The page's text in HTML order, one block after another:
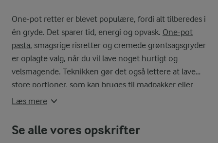
One-pot retter er blevet populære, fordi alt tilberedes i
én gryde. Det sparer tid, energi og opvask. One-pot
pasta, smagsrige risretter og cremede grøntsagsgryder
er oplagte valg, når du vil lave noget hurtigt og
velsmagende. Teknikken gør det også lettere at lave
store portioner, som kan bruges til madpakker eller
fryseren.
Læs mere
Se alle vores opskrifter